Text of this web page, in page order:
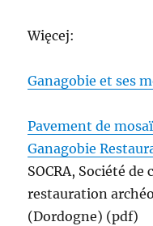
Więcej:
Ganagobie et ses
Pavement de
Ganagobie
SOCRA, Société
restauration
(Dordogne) (pdf)